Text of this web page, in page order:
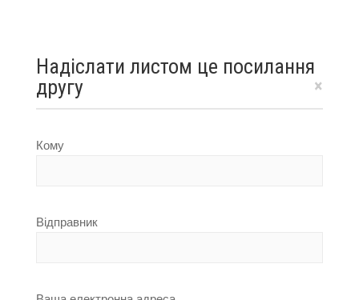
Надіслати листом це посилання
другу
×
Кому
Відправник